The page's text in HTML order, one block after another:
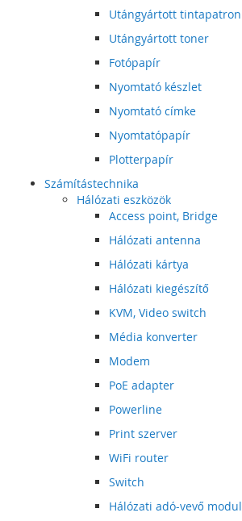
Utángyártott tintapatron
Utángyártott toner
Fotópapír
Nyomtató készlet
Nyomtató címke
Nyomtatópapír
Plotterpapír
Számítástechnika
Hálózati eszközök
Access point, Bridge
Hálózati antenna
Hálózati kártya
Hálózati kiegészítő
KVM, Video switch
Média konverter
Modem
PoE adapter
Powerline
Print szerver
WiFi router
Switch
Hálózati adó-vevő modul